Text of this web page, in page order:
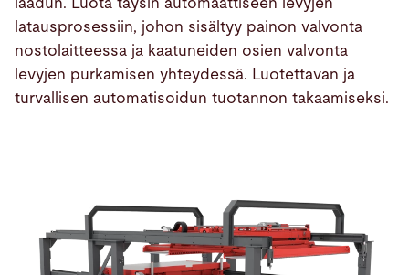
laadun. Luota täysin automaattiseen levyjen
latausprosessiin, johon sisältyy painon valvonta
nostolaitteessa ja kaatuneiden osien valvonta
levyjen purkamisen yhteydessä. Luotettavan ja
turvallisen automatisoidun tuotannon takaamiseksi.
Tuotteet